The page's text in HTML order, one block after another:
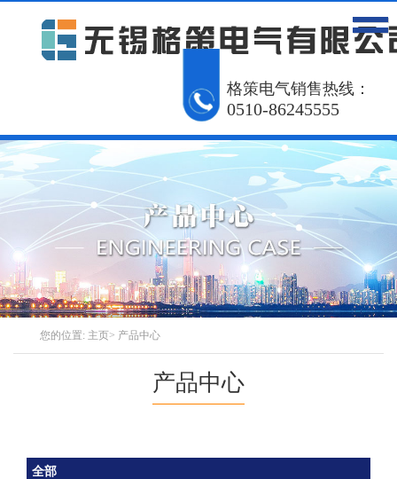
格策电气销售热线：
0510-86245555
产品中心
解决方案
资讯动态
关于我们
联系我们
English
您的位置: 主页> 产品中心
产品中心
全部